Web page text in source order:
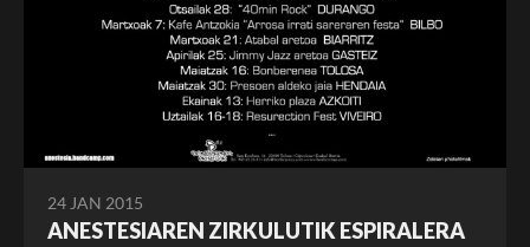
24 JAN 2015
ANESTESIAREN ZIRKULUTIK ESPIRALERA